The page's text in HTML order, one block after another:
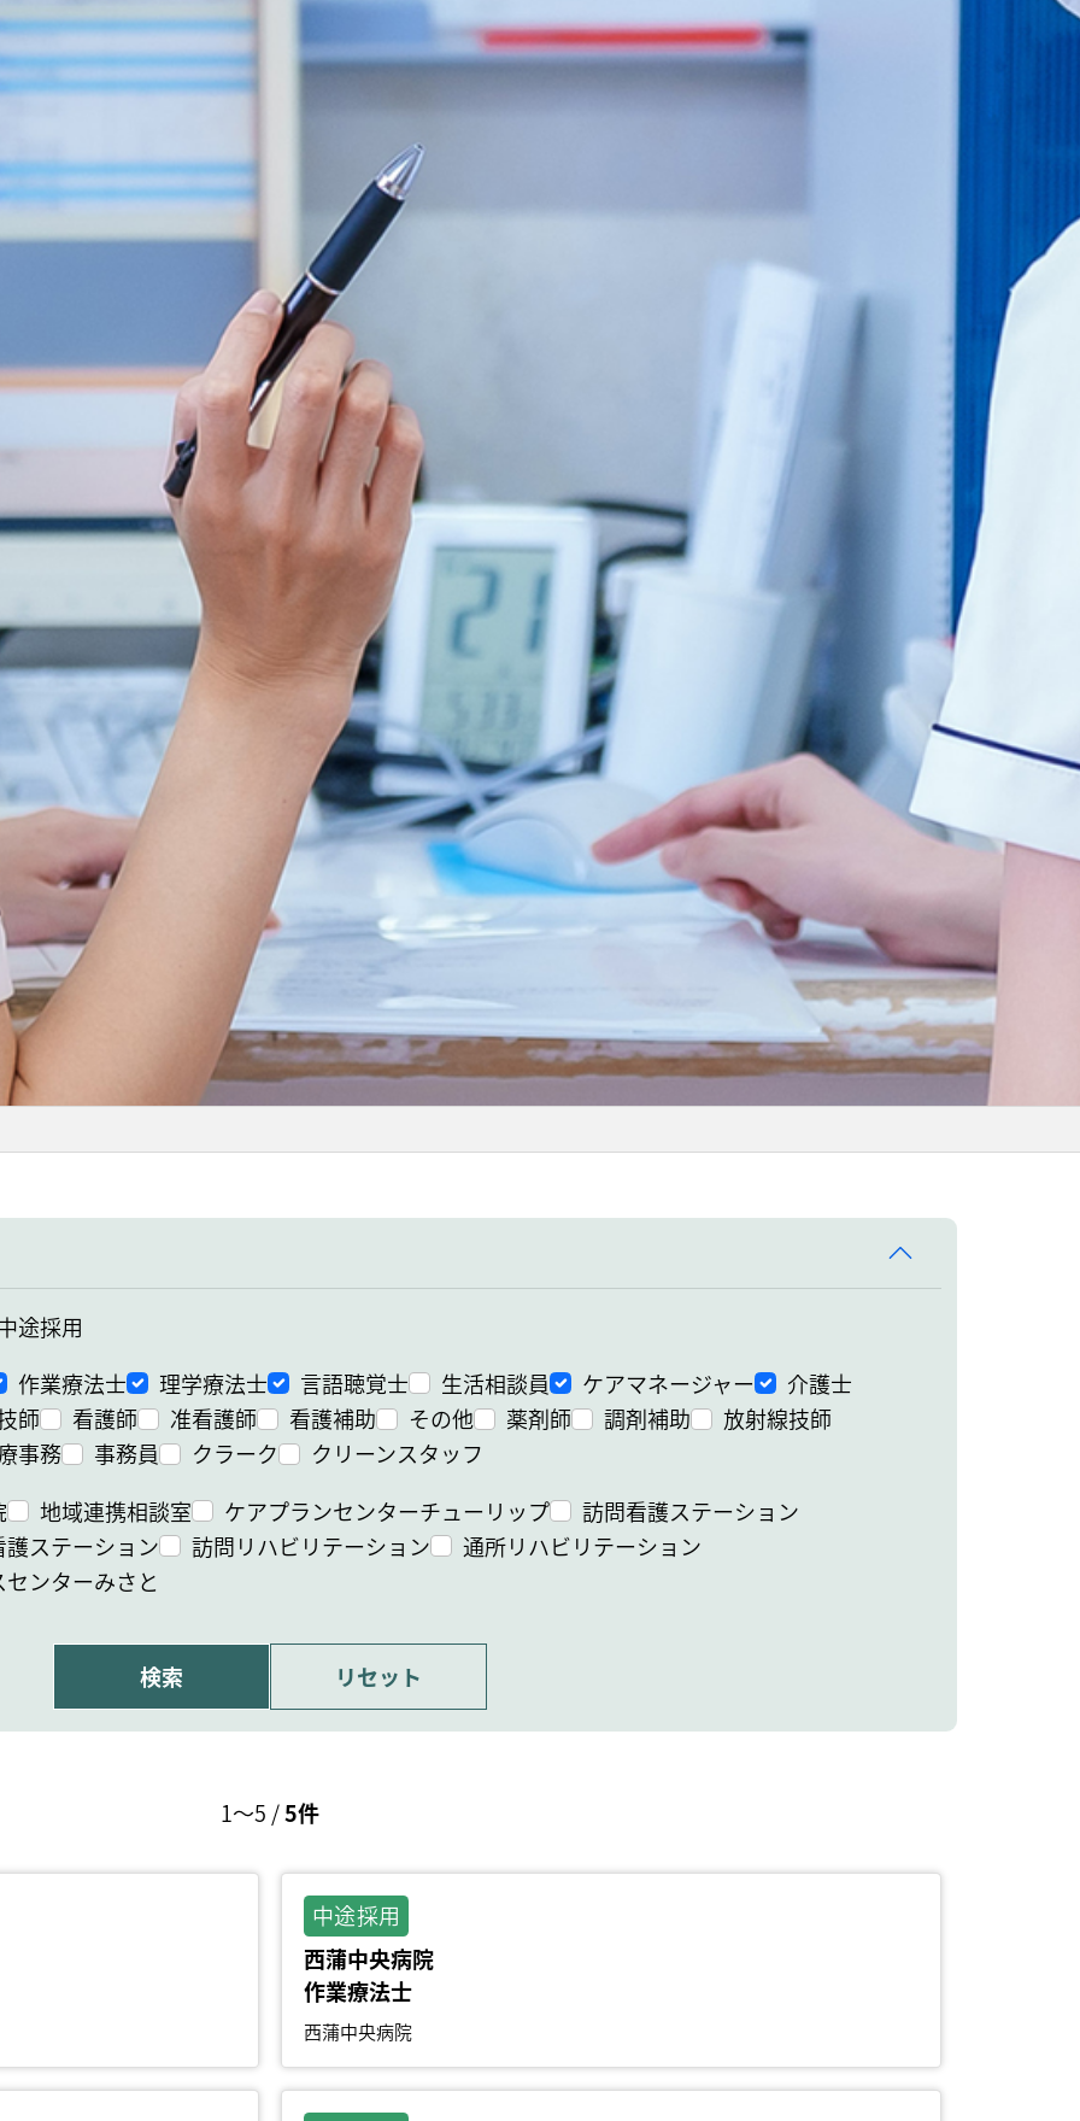
途採用
作業療法士
理学療法士 言語聴覚士 生活相談員 ケアマネージャー
介護士
師
看護師 准看護師 看護補助 その他 薬剤師 調剤補助
放射線技師
事務
事務員 クラーク
クリーンスタッフ
地域連携相談室 ケアプランセンターチューリップ
訪問看護ステーション
ステーション
訪問リハビリテーション
通所リハビリテーション
ンターみさと
1～5 /5件
中途採用
西蒲中央病院
作業療法士
西蒲中央病院